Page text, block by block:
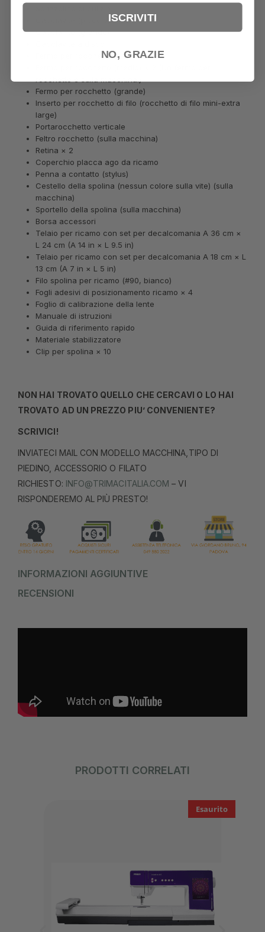
Cacciavite (piccolo)
Cacciavite (grande)
Fermo per rocchetto (piccolo)
Fermo per rocchetto (grande)
Inserto per rocchetto di filo (rocchetto di filo mini-extra
large)
Portarocchetto verticale
Feltro rocchetto (sulla macchina)
Retina × 2
Coperchio placca ago da ricamo
Penna a contatto (stylus)
Cestello della spolina (nessun colore sulla vite) (sulla
macchina)
Sportello della spolina (sulla macchina)
Borsa accessori
Telaio per ricamo con set per decalcomania A 36 cm ×
L 24 cm (A 14 in × L 9.5 in)
Telaio per ricamo con set per decalcomania A 18 cm × L
13 cm (A 7 in × L 5 in)
Filo spolina per ricamo (#90, bianco)
Fogli adesivi di posizionamento ricamo × 4
Foglio di calibrazione della lente
Manuale di istruzioni
Guida di riferimento rapido
Materiale stabilizzatore
Clip per spolina × 10
NON HAI TROVATO QUELLO CHE CERCAVI O LO HAI
TROVATO AD UN PREZZO PIU’ CONVENIENTE?
SCRIVICI!
INVIATECI MAIL CON MODELLO MACCHINA,TIPO DI
PIEDINO, ACCESSORIO O FILATO
RICHIESTO: INFO@TRIMACITALIA.COM – VI
RISPONDEREMO AL PIÙ PRESTO!
INFORMAZIONI AGGIUNTIVE
RECENSIONI
PRODOTTI CORRELATI
Esaurito
ISCRIVITI
NO, GRAZIE